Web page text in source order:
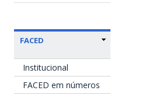
FACED
Institucional
FACED em números